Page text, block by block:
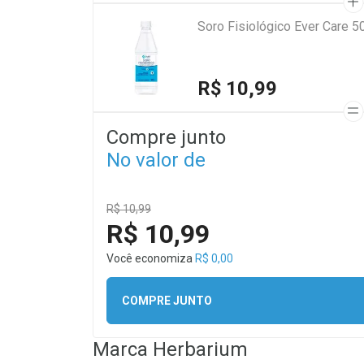
Soro Fisiológico Ever Care
R$ 10,99
Compre junto
No valor de
R$ 10,99
R$ 10,99
Você economiza R$ 0,00
COMPRE JUNTO
Marca Herbarium